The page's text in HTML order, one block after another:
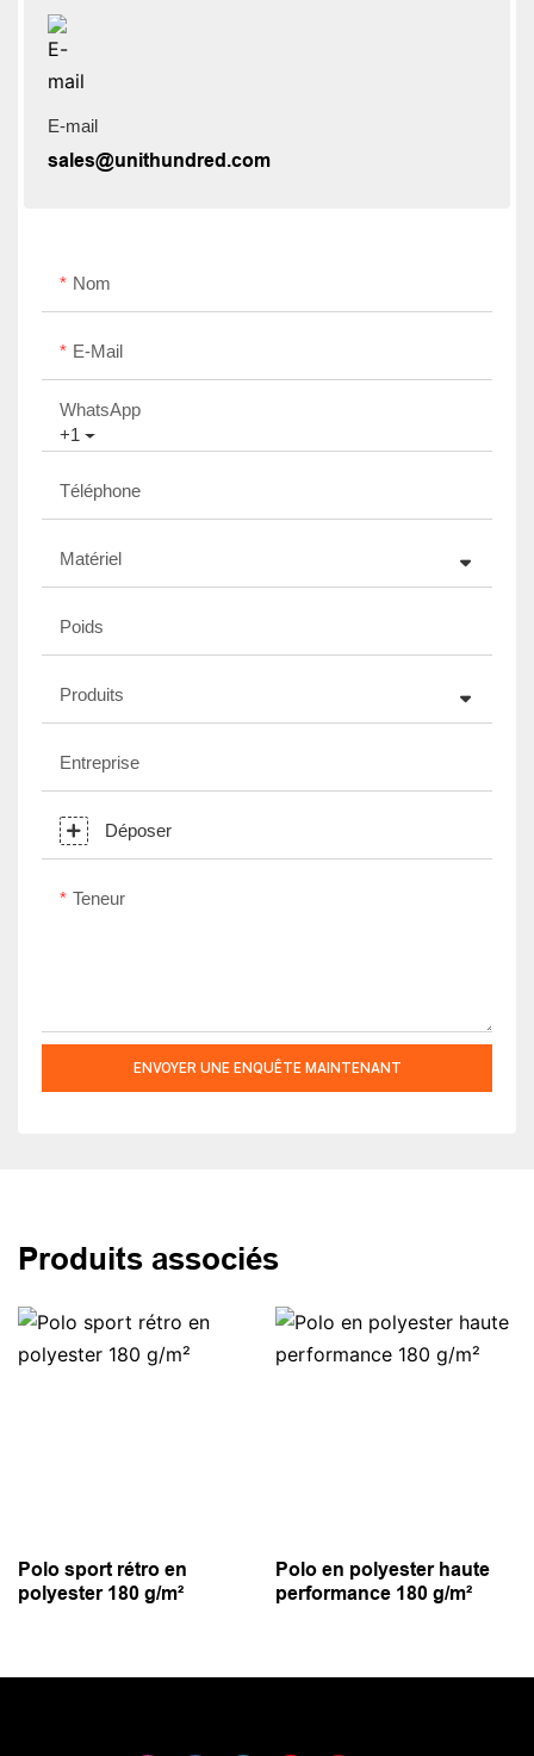
E-mail
sales@unithundred.com
Nom
E-Mail
+1
WhatsApp
Téléphone
Matériel
Poids
Produits
Entreprise
Déposer
Teneur
ENVOYER UNE ENQUÊTE MAINTENANT
Produits associés
Polo sport rétro en
polyester 180 g/m²
Polo en polyester haute
performance 180 g/m²